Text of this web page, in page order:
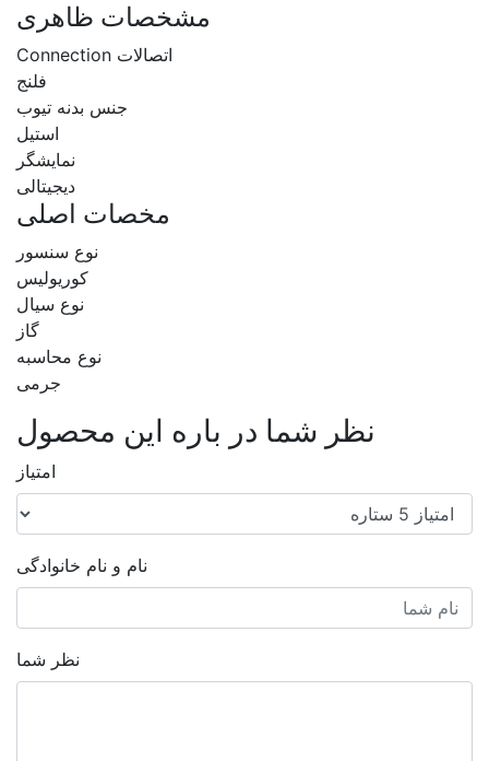
مشخصات ظاهری
اتصالات Connection
فلنج
جنس بدنه تیوب
استیل
نمایشگر
دیجیتالی
مخصات اصلی
نوع سنسور
کوریولیس
نوع سیال
گاز
نوع محاسبه
جرمی
نظر شما در باره این محصول
امتیاز
نام و نام خانوادگی
نظر شما